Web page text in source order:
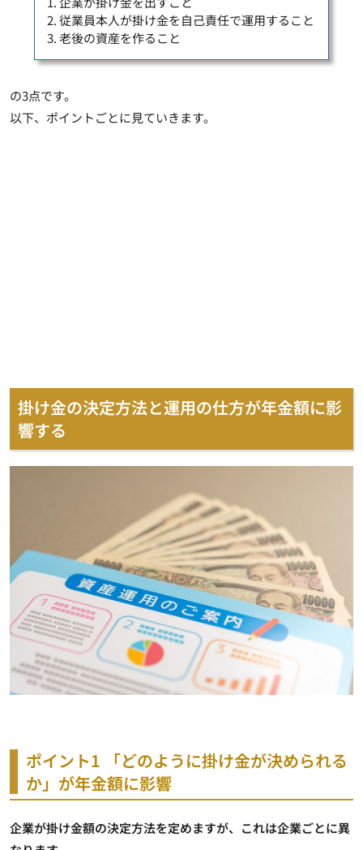
2. 従業員本人が掛け金を自己責任で運用すること
3. 老後の資産を作ること
の3点です。
以下、ポイントごとに見ていきます。
掛け金の決定方法と運用の仕方が年金額に影
響する
ポイント1 「どのように掛け金が決められる
か」が年金額に影響
企業が掛け金額の決定方法を定めますが、これは企業ごとに異